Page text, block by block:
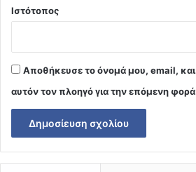
Ιστότοπος
Αποθήκευσε το όνομά μου, email,
αυτόν τον πλοηγό για την επόμενη